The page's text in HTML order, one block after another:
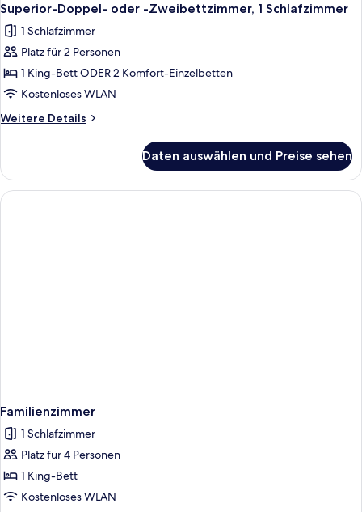
Superior-Doppel- oder -Zweibettzimmer, 1 Schlafzimmer
1 Schlafzimmer
Platz für 2 Personen
1 King-Bett ODER 2 Komfort-Einzelbetten
Kostenloses WLAN
Weitere Details
Weitere
Doppel-
oder
-
Daten auswählen und Preise sehen
Familienzimmer
1 Schlafzimmer
Platz für 4 Personen
1 King-Bett
Kostenloses WLAN